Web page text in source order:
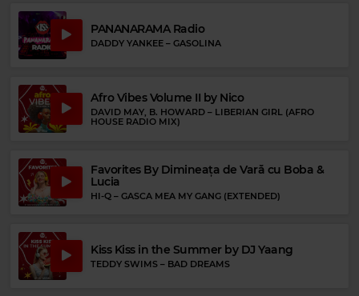
GENESIS–LAND OF CONFUSION
Rock Blues
Magic FM
PANANARAMA Radio
DADDY YANKEE – GASOLINA
Afro Vibes Volume II by Nico
DAVID MAY, B. HOWARD – LIBERIAN GIRL (AFRO
HOUSE RADIO MIX)
Favorites By Dimineața de Vară cu Boba &
Lucia
HI-Q – GASCA MEA MY GANG (EXTENDED)
Kiss Kiss in the Summer by DJ Yaang
TEDDY SWIMS – BAD DREAMS